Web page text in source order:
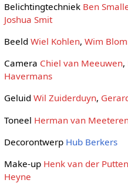
Belichtingtechniek Ben
Joshua Smit
Beeld Wiel Kohlen, Wim
Camera Chiel van Meeuwen,
Havermans
Geluid Wil Zuiderduyn,
Toneel Herman van
Decorontwerp Hub Berkers
Make-up Henk van der Putten
Heyne